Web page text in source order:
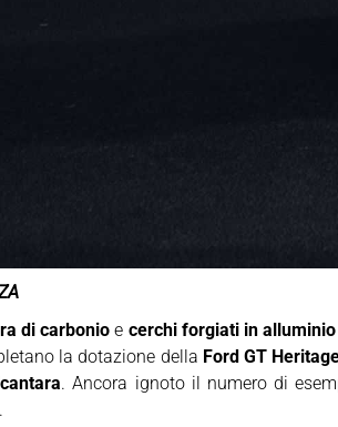
di carbonio e cerchi forgiati in alluminio
la dotazione della Ford GT
. Ancora ignoto il numero di
.